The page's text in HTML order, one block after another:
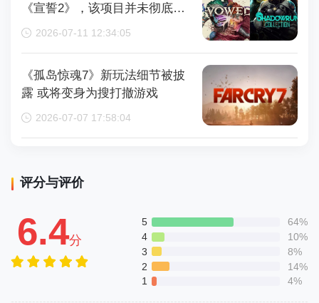
《宣誓2》，该项目并未彻底取
消
2026-07-11 12:34:05
《孤岛惊魂7》新玩法细节被披
露 或将变身为搜打撤游戏
2026-07-07 17:58:04
评分与评价
6.4分
5
64%
4
10%
3
8%
2
14%
1
4%